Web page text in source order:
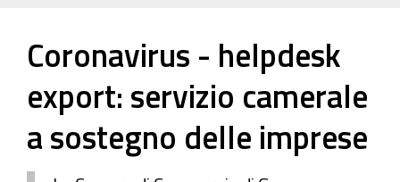
Coronavirus - helpdesk
export: servizio camerale
a sostegno delle imprese